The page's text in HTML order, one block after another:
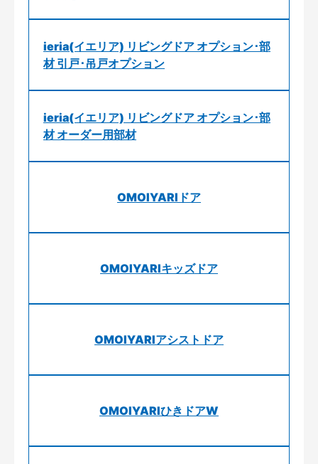
ieria(イエリア) リビングドア オプション･部
材 引戸･吊戸オプション
ieria(イエリア) リビングドア オプション･部
材 オーダー用部材
OMOIYARIドア
OMOIYARIキッズドア
OMOIYARIアシストドア
OMOIYARIひきドアW